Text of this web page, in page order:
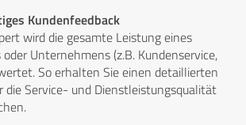
Kundenfeedback
wird die gesamte Leistung eines
Unternehmens (z.B. Kundenservice,
So erhalten Sie einen detaillierten
die Service- und Dienstleistungsqualität